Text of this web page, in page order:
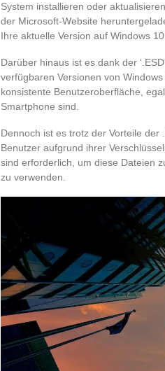
System installieren oder
der Microsoft-Website
Ihre aktuelle Version auf Windows
Darüber hinaus ist es dank der
verfügbaren Versionen von
konsistente Benutzeroberfläche,
Smartphone sind.
Dennoch ist es trotz der Vorteile der
Benutzer aufgrund ihrer
sind erforderlich, um diese Dateien
zu verwenden.